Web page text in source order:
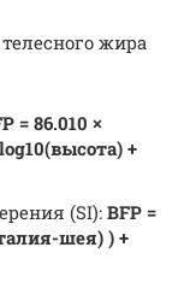
жира
= 86.010 ×
+
(SI): BFP =
шея) ) +